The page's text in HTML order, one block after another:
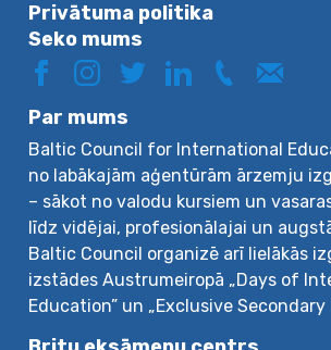
Privātuma politika
Seko mums
Par mums
Baltic Council for International
no labākajām aģentūrām ārzemju
– sākot no valodu kursiem un
līdz vidējai, profesionālajai un
Baltic Council organizē arī lielākās
izstādes Austrumeiropā „Days of
Education” un „Exclusive Secondary